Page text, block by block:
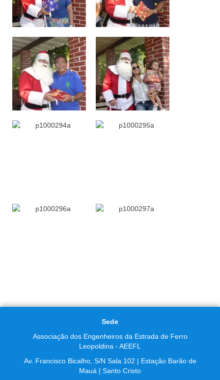
Sede
Associação dos Engenheiros da Estrada de Ferro
Leopoldina - AEEFL
Av. Francisco Bicalho, S/N Sala 102 | Estação Barão de
Mauá | Santo Cristo